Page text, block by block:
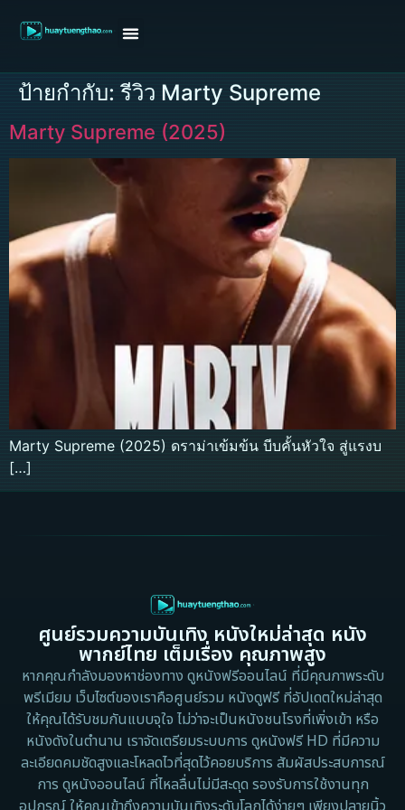
ป้ายกำกับ: รีวิว Marty Supreme
Marty Supreme (2025)
Marty Supreme (2025) ดราม่าเข้มข้น บีบคั้นหัวใจ สู่แรงบ
[…]
ศูนย์รวมความบันเทิง หนังใหม่ล่าสุด หนัง
พากย์ไทย เต็มเรื่อง คุณภาพสูง
หากคุณกำลังมองหาช่องทาง ดูหนังฟรีออนไลน์ ที่มีคุณภาพระดับ
พรีเมียม เว็บไซต์ของเราคือศูนย์รวม หนังดูฟรี ที่อัปเดตใหม่ล่าสุด
ให้คุณได้รับชมกันแบบจุใจ ไม่ว่าจะเป็นหนังชนโรงที่เพิ่งเข้า หรือ
หนังดังในตำนาน เราจัดเตรียมระบบการ ดูหนังฟรี HD ที่มีความ
ละเอียดคมชัดสูงและโหลดไวที่สุดไว้คอยบริการ สัมผัสประสบการณ์
การ ดูหนังออนไลน์ ที่ไหลลื่นไม่มีสะดุด รองรับการใช้งานทุก